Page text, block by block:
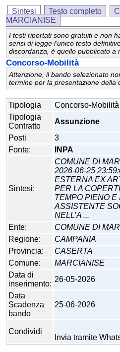
Sintesi Testo completo
MARCIANISE
I testi riportati sono gratuiti e non
sensi di legge l'unico testo
discordanza, è quello pubblicato a
Concorso-Mobilità
Attenzione, il bando selezionato
termine per la presentazione della
Tipologia
Concorso-Mobilità
Tipologia
Contratto
Assunzione
Posti
3
Fonte:
INPA
Sintesi:
COMUNE DI
2026-06-25
ESTERNA EX
PER LA
TEMPO PIENO
ASSISTENTE
NELL’A ...
Ente:
COMUNE DI
Regione:
CAMPANIA
Provincia:
CASERTA
Comune:
MARCIANISE
Data di
inserimento:
26-05-2026
Data
Scadenza
bando
25-06-2026
Condividi
Invia tramite